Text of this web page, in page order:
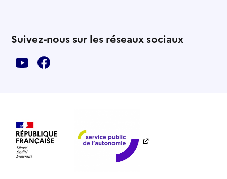
Suivez-nous sur les réseaux sociaux